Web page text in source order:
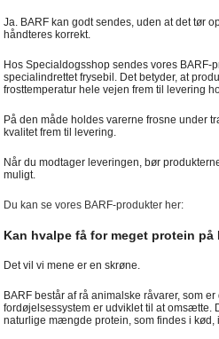
Ja. BARF kan godt sendes, uden at det tør
håndteres korrekt.
Hos Specialdogsshop sendes vores BARF-
specialindrettet frysebil. Det betyder, at
frosttemperatur hele vejen frem til levering
På den måde holdes varerne frosne under
kvalitet frem til levering.
Når du modtager leveringen, bør
muligt.
Du kan se vores BARF-produkter her:
Kan hvalpe få for meget protein på
Det vil vi mene er en skrøne.
BARF består af rå animalske råvarer, som
fordøjelsessystem er udviklet til at omsætte.
naturlige mængde protein, som findes i kød,